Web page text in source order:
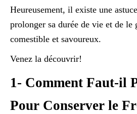
Heureusement, il existe une
prolonger sa durée de vie et de le
comestible et savoureux.
Venez la découvrir!
1- Comment Faut-il
Pour Conserver le